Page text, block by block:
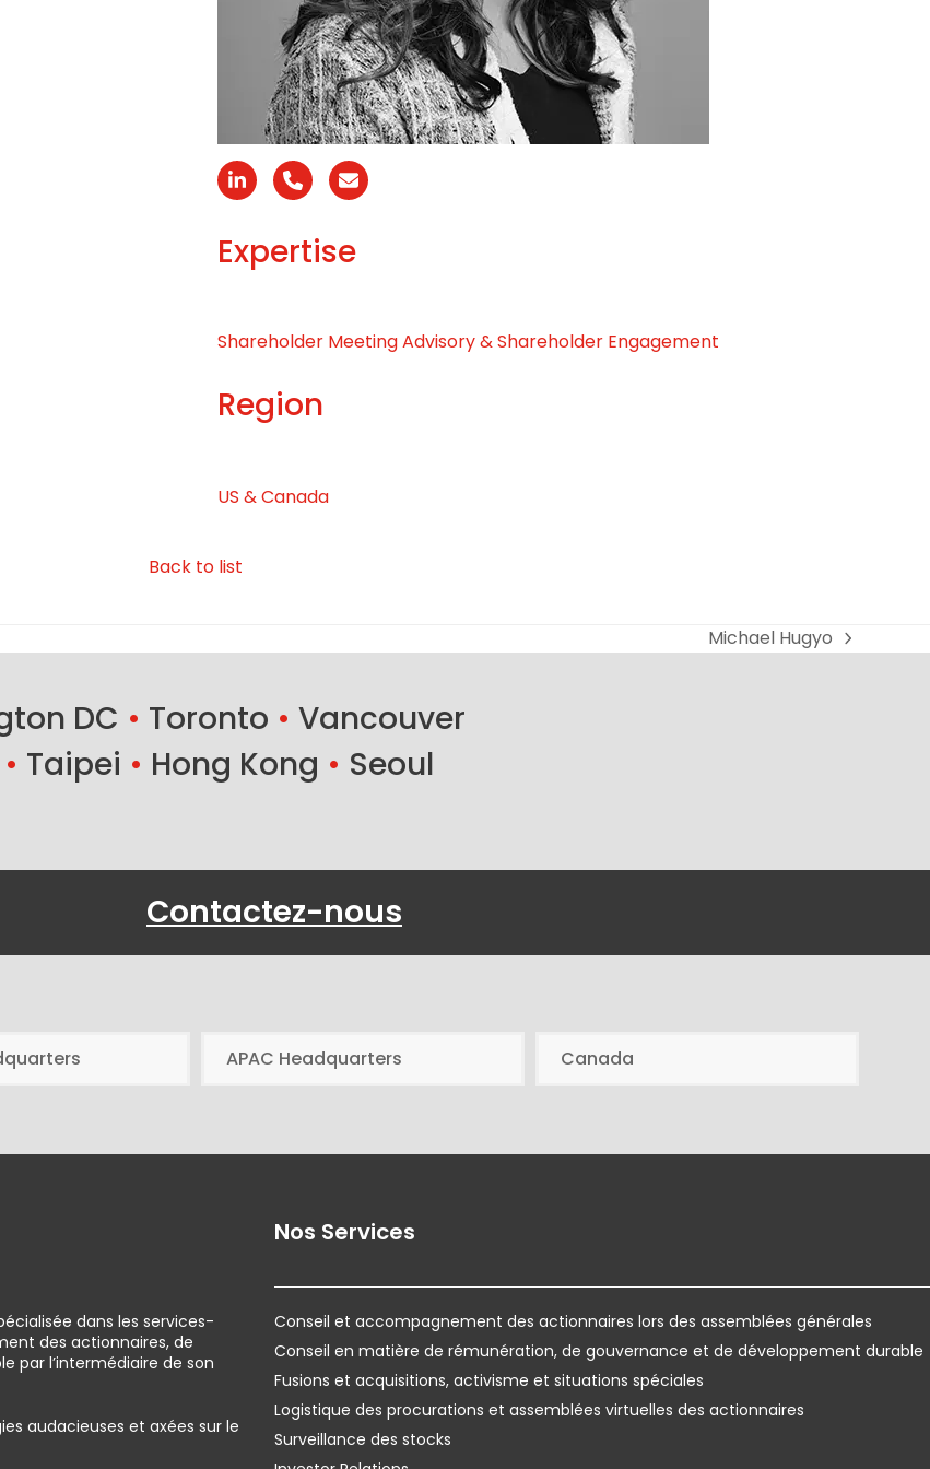
Linkedin
N°
téléphone
Email
Expertise
Shareholder Meeting Advisory & Shareholder Engagement
Region
US & Canada
Back to list
next
Michael Hugyo
DC • Toronto • Vancouver
• Taipei • Hong Kong • Seoul
Contactez-nous
APAC Headquarters Canada
dans les services-
des actionnaires, de
par l’intermédiaire de son
audacieuses et axées sur le
Nos Services
Conseil et accompagnement des actionnaires lors des assemblées générales
Conseil en matière de rémunération, de gouvernance et de développement durable
Fusions et acquisitions, activisme et situations spéciales
Logistique des procurations et assemblées virtuelles des actionnaires
Surveillance des stocks